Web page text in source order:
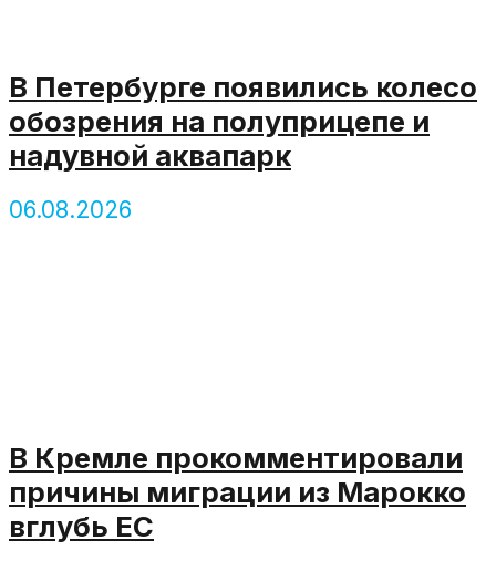
В Петербурге появились колесо
обозрения на полуприцепе и
надувной аквапарк
06.08.2026
В Кремле прокомментировали
причины миграции из Марокко
вглубь ЕС